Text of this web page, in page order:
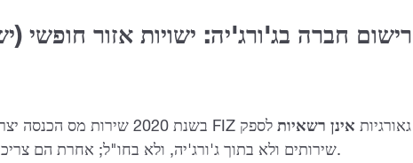
רישום חברה בג'ורג'יה: ישויות אזור חופשי
בשנת 2020 שירות מס הכנסה יצר מדריך מס הקובע כי חברות FIZ גאורגיות אינן רשאיות לספק
שירותים ולא בתוך ג'ורג'יה, ולא בחו"ל; אחרת הם צריכים להיות כפופים למיסוי רגיל.